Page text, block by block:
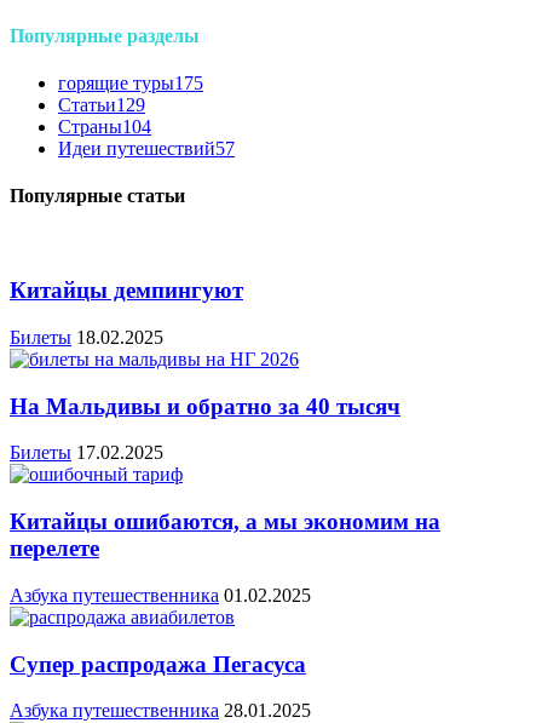
Популярные разделы
горящие туры175
Статьи129
Страны104
Идеи путешествий57
Популярные статьи
Китайцы демпингуют
Билеты 18.02.2025
На Мальдивы и обратно за 40 тысяч
Билеты 17.02.2025
Китайцы ошибаются, а мы экономим на
перелете
Азбука путешественника 01.02.2025
Супер распродажа Пегасуса
Азбука путешественника 28.01.2025